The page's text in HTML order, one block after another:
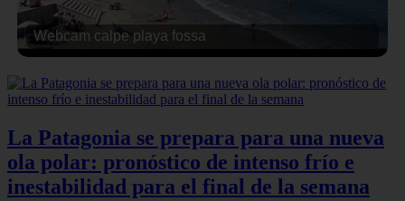
Webcam calpe playa fossa
La Patagonia se prepara para una nueva
ola polar: pronóstico de intenso frío e
inestabilidad para el final de la semana